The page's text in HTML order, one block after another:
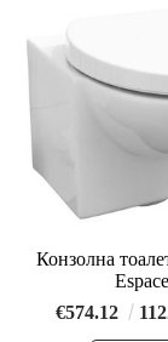
Конзолна
Espace
€574.12